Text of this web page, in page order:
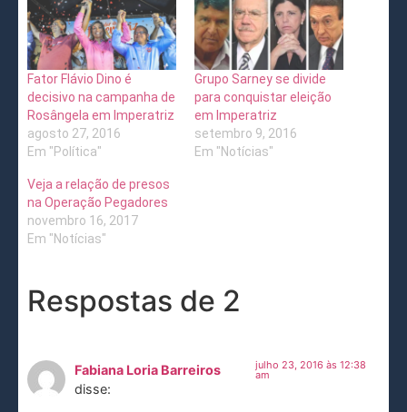
Fator Flávio Dino é
decisivo na campanha de
Rosângela em Imperatriz
agosto 27, 2016
Em "Política"
Grupo Sarney se divide
para conquistar eleição
em Imperatriz
setembro 9, 2016
Em "Notícias"
Veja a relação de presos
na Operação Pegadores
novembro 16, 2017
Em "Notícias"
Respostas de 2
Fabiana Loria Barreiros
disse:
julho 23, 2016 às 12:38
am